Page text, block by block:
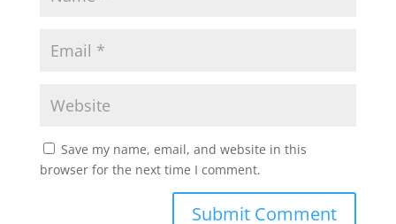
Save my name, email, and website in this
browser for the next time I comment.